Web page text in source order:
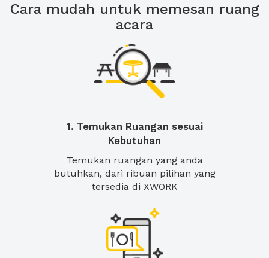
Cara mudah untuk memesan ruang
acara
1. Temukan Ruangan sesuai
Kebutuhan
Temukan ruangan yang anda
butuhkan, dari ribuan pilihan yang
tersedia di XWORK